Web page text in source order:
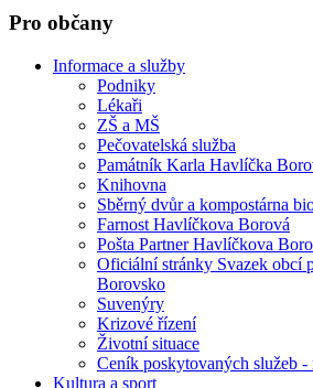
Pro občany
Informace a služby
Podniky
Lékaři
ZŠ a MŠ
Pečovatelská služba
Památník Karla Havlíčka
Knihovna
Sběrný dvůr a kompostárna
Farnost Havlíčkova Borová
Pošta Partner Havlíčkova
Oficiální stránky Svazek obcí
Borovsko
Suvenýry
Krizové řízení
Životní situace
Ceník poskytovaných služeb -
Kultura a sport